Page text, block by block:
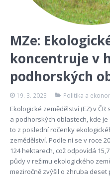
MZe:
koncentruje v
podhorských
19. 3. 2023 Politika a
Ekologické zemědělství (EZ) v
a podhorských oblastech, kde
to z poslední ročenky
zemědělství. Podle ní se v roce
124 hektarech, což odpovídá
půdy v režimu ekologického
meziročně zvýšil o zhruba deset